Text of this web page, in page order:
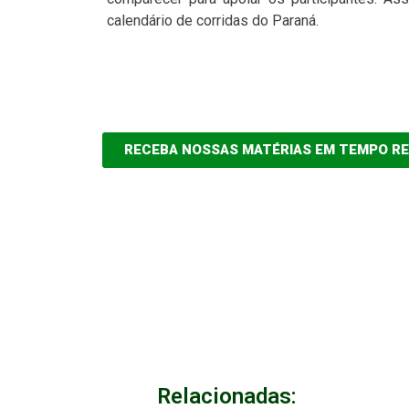
calendário de corridas do Paraná.
RECEBA NOSSAS MATÉRIAS EM TEMPO
Relacionadas: